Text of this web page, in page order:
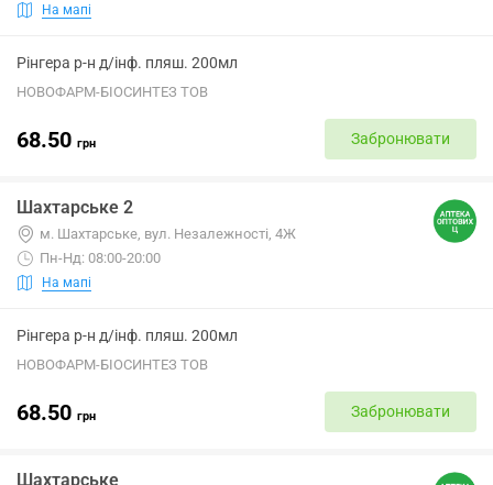
На мапі
Рінгера р-н д/інф. пляш. 200мл
НОВОФАРМ-БІОСИНТЕЗ ТОВ
68.50 грн Забронювати
Шахтарське 2
м. Шахтарське, вул. Незалежності, 4Ж
Пн-Нд: 08:00-20:00
На мапі
Рінгера р-н д/інф. пляш. 200мл
НОВОФАРМ-БІОСИНТЕЗ ТОВ
68.50 грн Забронювати
Шахтарське